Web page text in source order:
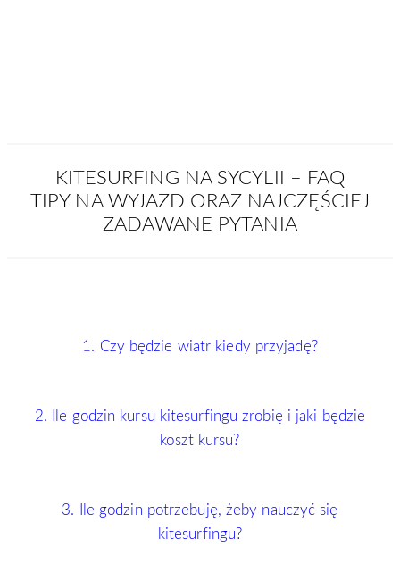
KITESURFING NA SYCYLII – FAQ
TIPY NA WYJAZD ORAZ NAJCZĘŚCIEJ
ZADAWANE PYTANIA
1. Czy będzie wiatr kiedy przyjadę?
2. Ile godzin kursu kitesurfingu zrobię i jaki będzie
koszt kursu?
3. Ile godzin potrzebuję, żeby nauczyć się
kitesurfingu?